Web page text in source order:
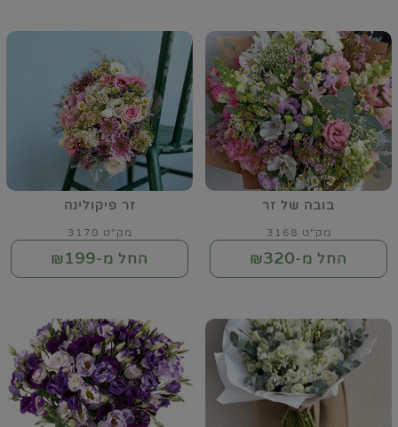
בובה של זר
מק"ט 3168
החל מ-₪320
זר פיקולינה
מק"ט 3170
החל מ-₪199